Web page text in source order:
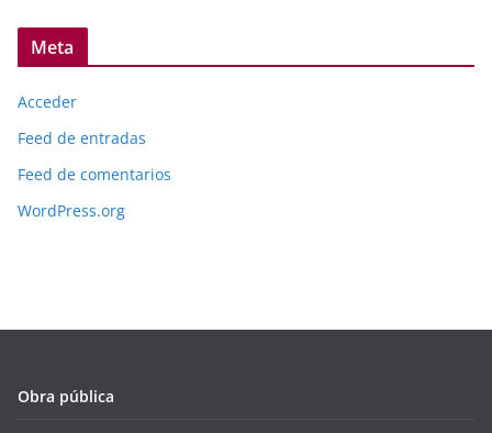
Meta
Acceder
Feed de entradas
Feed de comentarios
WordPress.org
Obra pública